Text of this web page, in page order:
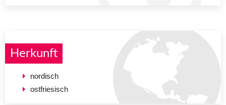
Herkunft
nordisch
ostfriesisch